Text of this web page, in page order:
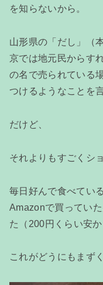
を知らないから。
山形県の「だし」（
京では地元民からす
の名で売られている
つけるようなことを
だけど、
それよりもすごくシ
毎日好んで食べてい
Amazonで買ってい
た（200円くらい安か
これがどうにもまず